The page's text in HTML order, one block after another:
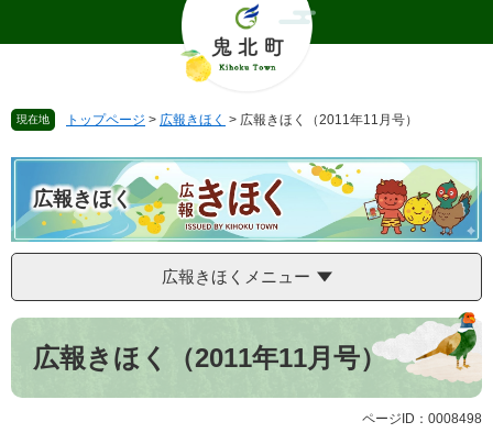
頭
飛
文
現在地 トップページ > 広報きほく > 広報きほく（2011年11月号）
広報きほく
広報きほくメニュー
本
広報きほく（2011年11月号）
ページID：0008498